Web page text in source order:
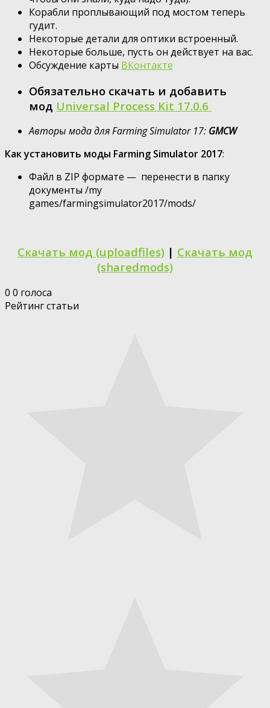
Корабли проплывающий под мостом теперь
гудит.
Некоторые детали для оптики встроенный.
Некоторые больше, пусть он действует на вас.
Обсуждение карты ВКонтакте
Обязательно скачать и добавить
мод Universal Process Kit 17.0.6
Авторы мода для Farming Simulator 17: GMCW
Как установить моды Farming Simulator 2017:
Файл в ZIP формате — перенести в папку
документы /my
games/farmingsimulator2017/mods/
Скачать мод (uploadfiles) | Скачать мод
(sharedmods)
0 0 голоса
Рейтинг статьи